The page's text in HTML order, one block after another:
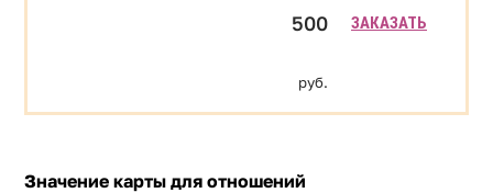
500
руб.
ЗАКАЗАТЬ
Значение карты для отношений